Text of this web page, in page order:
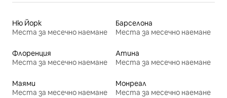
Ню Йорк
Места за месечно наемане
Барселона
Места за месечно наемане
Флоренция
Места за месечно наемане
Атина
Места за месечно наемане
Маями
Места за месечно наемане
Монреал
Места за месечно наемане